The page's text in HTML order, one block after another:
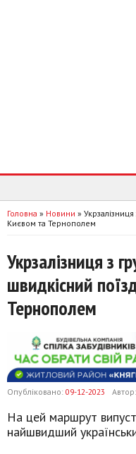
Головна » Новини »
Києвом та Тернополем
Укрзалізниця з
швидкісний
Тернополем
Опубліковано: 09-12-2023 Автор:
На цей маршрут
найшвидший